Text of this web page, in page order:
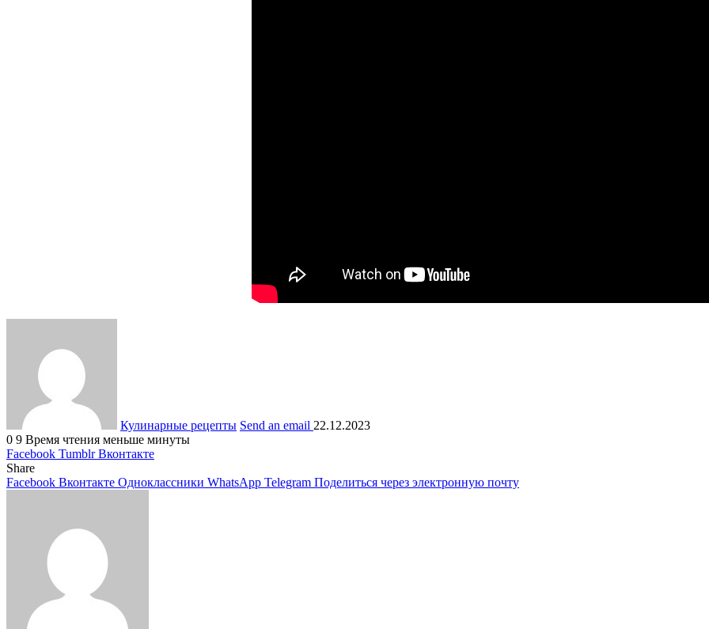
Кулинарные рецепты Send an email 22.12.2023
0 9 Время чтения меньше минуты
Facebook Tumblr Вконтакте
Share
Facebook Вконтакте Одноклассники WhatsApp Telegram Поделиться через электронную почту